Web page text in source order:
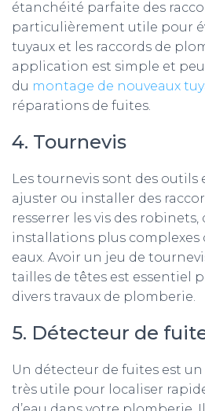
étanchéité parfaite des
particulièrement utile pour
tuyaux et les raccords de
application est simple et
du montage de nouveaux
réparations de fuites.
4. Tournevis
Les tournevis sont des outils
ajuster ou installer des
resserrer les vis des robinets,
installations plus complexes
eaux. Avoir un jeu de
tailles de têtes est essentiel
divers travaux de plomberie.
5. Détecteur de
Un détecteur de fuites est
très utile pour localiser